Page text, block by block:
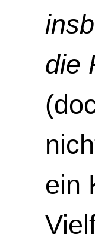
die
ein